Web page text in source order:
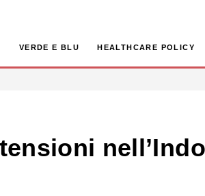
VERDE E BLU HEALTHCARE POLICY